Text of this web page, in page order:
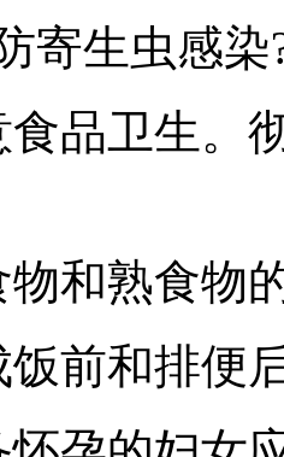
生虫感染
卫生。彻
熟食物的
和排便